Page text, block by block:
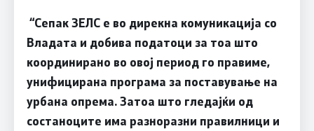
“Сепак ЗЕЛС е во дирекна комуникација со
Владата и добива податоци за тоа што
координирано во овој период го правиме,
унифицирана програма за поставување на
урбана опрема. Затоа што гледајќи од
состаноците има разноразни правилници и